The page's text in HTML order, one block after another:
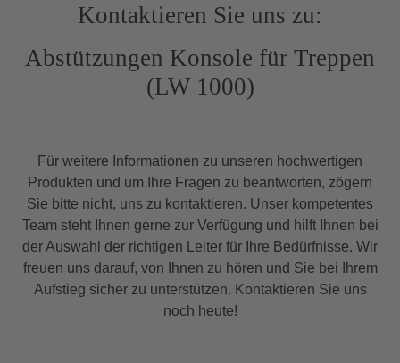
Kontaktieren Sie uns zu:
Abstützungen Konsole für Treppen
(LW 1000)
Für weitere Informationen zu unseren hochwertigen
Produkten und um Ihre Fragen zu beantworten, zögern
Sie bitte nicht, uns zu kontaktieren. Unser kompetentes
Team steht Ihnen gerne zur Verfügung und hilft Ihnen bei
der Auswahl der richtigen Leiter für Ihre Bedürfnisse. Wir
freuen uns darauf, von Ihnen zu hören und Sie bei Ihrem
Aufstieg sicher zu unterstützen. Kontaktieren Sie uns
noch heute!